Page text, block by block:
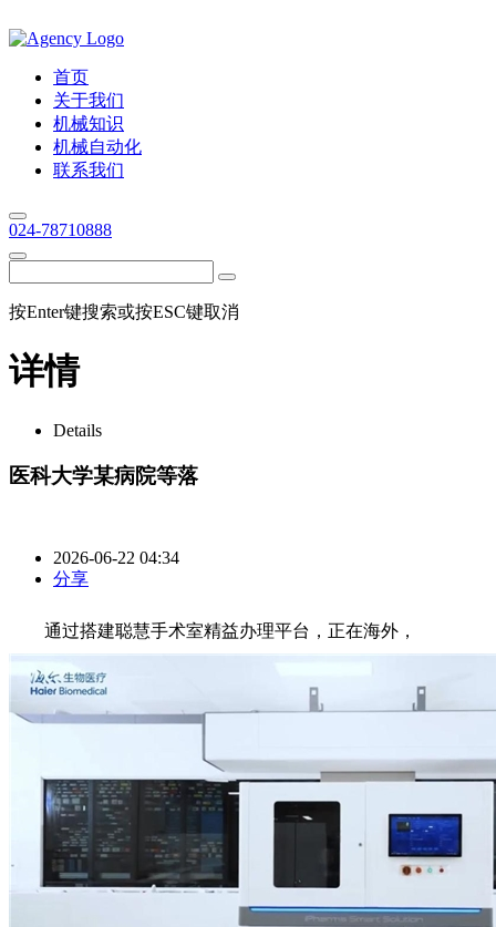
首页
关于我们
机械知识
机械自动化
联系我们
024-78710888
按Enter键搜索或按ESC键取消
详情
Details
医科大学某病院等落
2026-06-22 04:34
分享
通过搭建聪慧手术室精益办理平台，正在海外，